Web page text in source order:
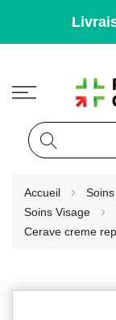
Accueil
Soins Visage
Cerave creme